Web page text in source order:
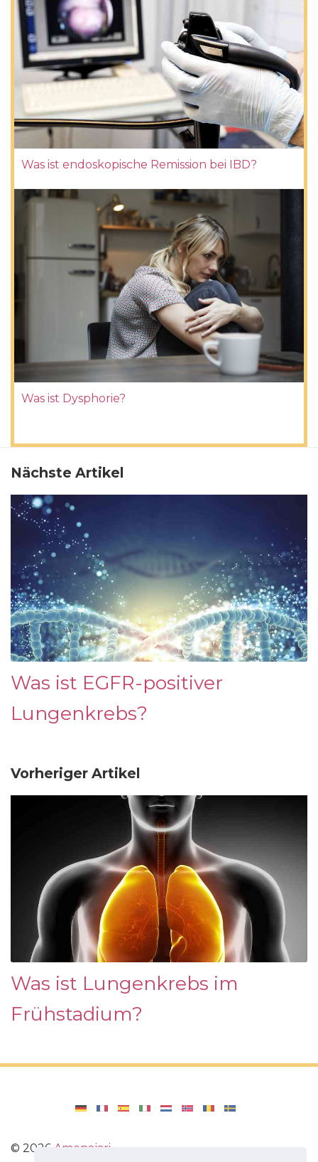
Was ist endoskopische Remission bei IBD?
Was ist Dysphorie?
Nächste Artikel
Was ist EGFR-positiver
Lungenkrebs?
Vorheriger Artikel
Was ist Lungenkrebs im
Frühstadium?
© 2026 Amenajari